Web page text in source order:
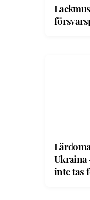
Ukraina
inte tas